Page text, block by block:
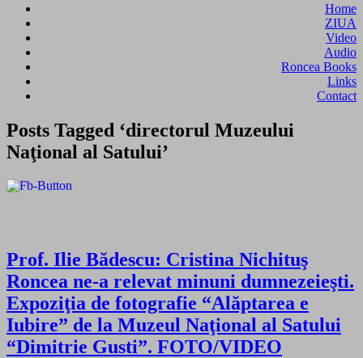
Home
ZIUA
Video
Audio
Roncea Books
Links
Contact
Posts Tagged ‘directorul Muzeului
Naţional al Satului’
Prof. Ilie Bădescu: Cristina Nichituş
Roncea ne-a relevat minuni dumnezeieşti.
Expoziţia de fotografie “Alăptarea e
Iubire” de la Muzeul Naţional al Satului
“Dimitrie Gusti”. FOTO/VIDEO